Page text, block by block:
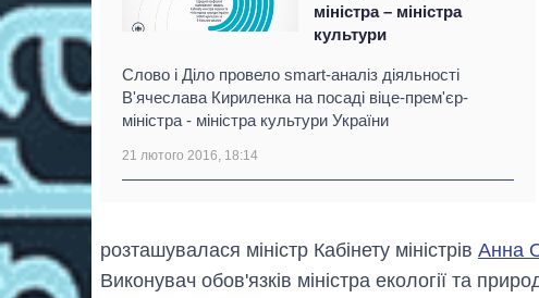
міністра – міністра
культури
Слово і Діло провело smart-аналіз діяльності
В'ячеслава Кириленка на посаді віце-прем'єр-
міністра - міністра культури України
21 лютого 2016, 18:14
розташувалася міністр Кабінету міністрів Анна
Виконувач обов'язків міністра екології та